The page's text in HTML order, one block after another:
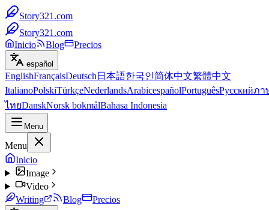
Story321.com
Story321.com
Inicio
Blog Precios
español
EnglishFrançaisDeutsch 日本語한국인简体中文繁體中文
ItalianoPolskiTürkçeNederlandsArabicespañolPortuguêsРусскийภา
ไทยDanskNorsk bokmålBahasa Indonesia
Menu
Menu
Inicio
Image
Video
Writing
Blog Precios